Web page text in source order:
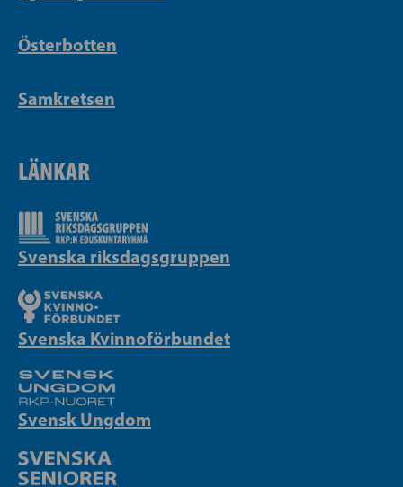
Österbotten
Samkretsen
LÄNKAR
Svenska riksdagsgruppen
Svenska Kvinnoförbundet
Svensk Ungdom